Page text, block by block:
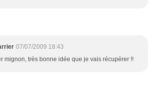
07/07/2009 18:43
mignon, très bonne idée que je vais récupérer !!